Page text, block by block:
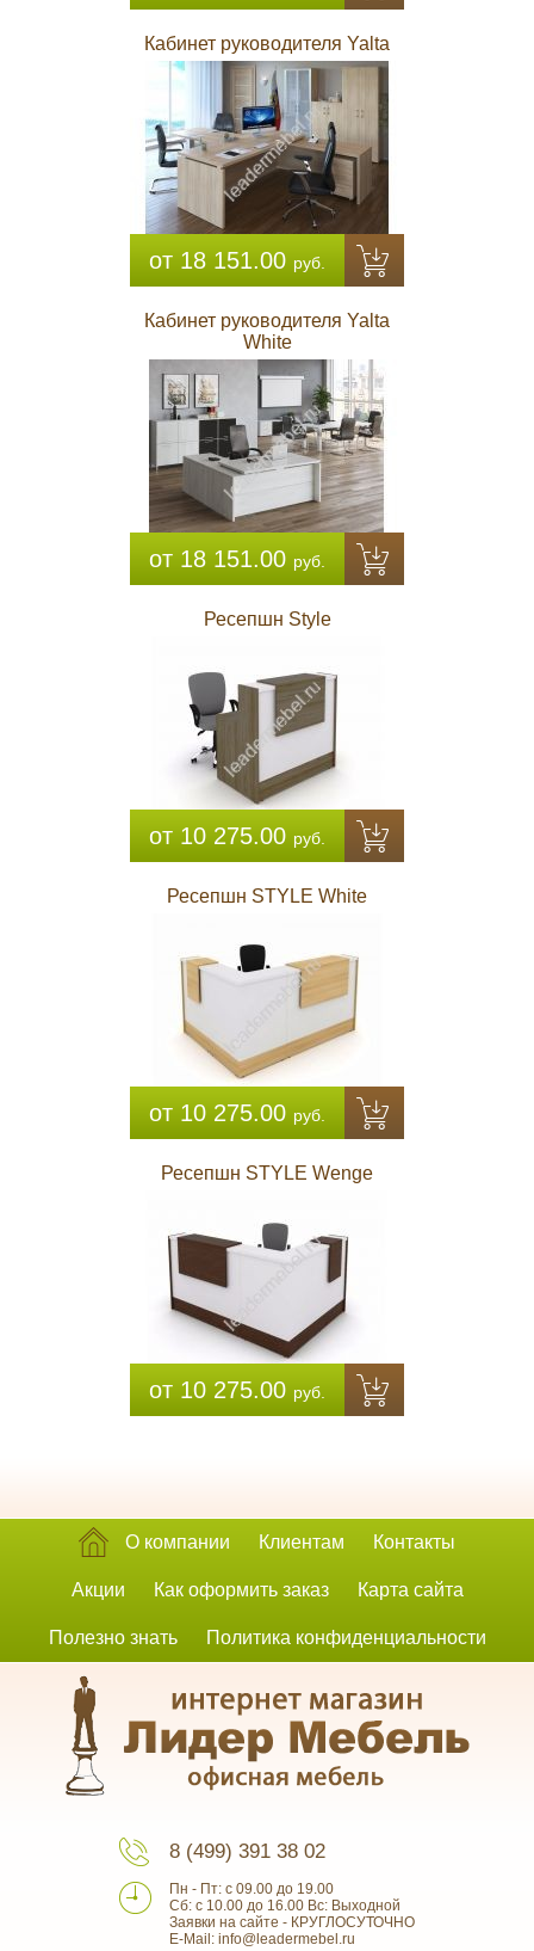
Кабинет руководителя Yalta
от 18 151.00 руб.
Кабинет руководителя Yalta
White
от 18 151.00 руб.
Ресепшн Style
от 10 275.00 руб.
Ресепшн STYLE White
от 10 275.00 руб.
Ресепшн STYLE Wenge
от 10 275.00 руб.
О компании Клиентам Контакты
Акции Как оформить заказ Карта сайта
Полезно знать Политика конфиденциальности
8 (499) 391 38 02
Пн - Пт: с 09.00 до 19.00
Сб: с 10.00 до 16.00 Вс: Выходной
Заявки на сайте - КРУГЛОСУТОЧНО
E-Mail: info@leadermebel.ru